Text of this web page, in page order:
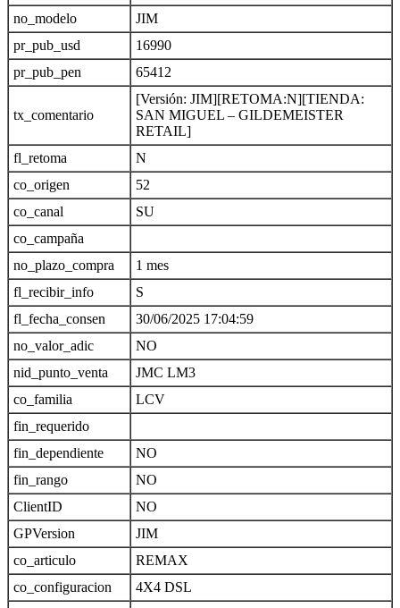
no_modelo
JIM
pr_pub_usd
16990
pr_pub_pen
65412
tx_comentario
[Versión: JIM][RETOMA:N][TIENDA:
SAN MIGUEL – GILDEMEISTER
RETAIL]
fl_retoma
N
co_origen
52
co_canal
SU
co_campaña
no_plazo_compra
1 mes
fl_recibir_info
S
fl_fecha_consen
30/06/2025 17:04:59
no_valor_adic
NO
nid_punto_venta
JMC LM3
co_familia
LCV
fin_requerido
fin_dependiente
NO
fin_rango
NO
ClientID
NO
GPVersion
JIM
co_articulo
REMAX
co_configuracion
4X4 DSL